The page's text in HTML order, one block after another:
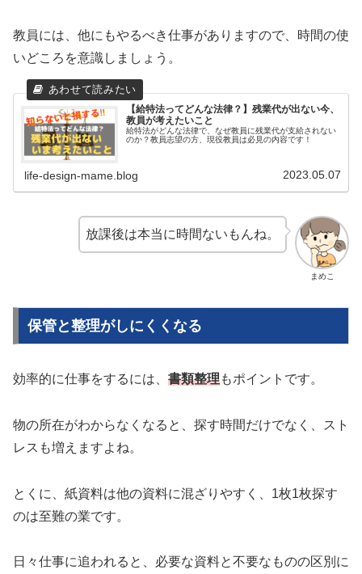
教員には、他にもやるべき仕事がありますので、時間の使
いどころを意識しましょう。
【給特法ってどんな法律？】残業代が出ない今、
教員が考えたいこと
給特法がどんな法律で、なぜ教員に残業代が支給されない
のか？教員志望の方、現役教員は必見の内容です！
life-design-mame.blog 2023.05.07
まめこ
放課後は本当に時間ないもんね。
保管と整理がしにくくなる
効率的に仕事をするには、 書類整理もポイントです。
物の所在がわからなくなると、探す時間だけでなく、スト
レスも増えますよね。
とくに、紙資料は他の資料に混ざりやすく、1枚1枚探す
のは至難の業です。
日々仕事に追われると、必要な資料と不要なものの区別に